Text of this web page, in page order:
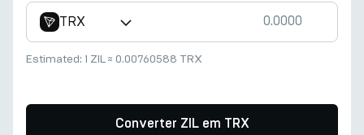
TRX
Estimated: 1 ZIL≈ 0.00760588 TRX
Converter ZIL em TRX